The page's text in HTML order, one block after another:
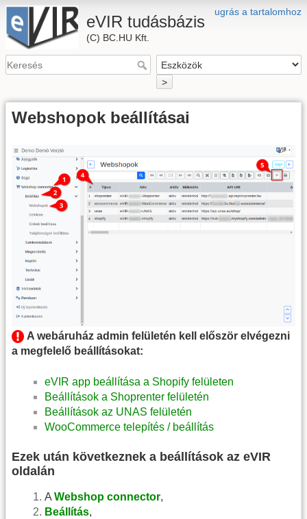
ugrás a tartalomhoz
eVIR tudásbázis
(C) BC.HU Kft.
>
Webshopok beállításai
A webáruház admin felületén kell először elvégezni
a megfelelő beállításokat:
eVIR app beállítása a Shopify felületen
Beállítások a Shoprenter felületén
Beállítások az UNAS felületén
WooCommerce telepítés / beállítás
Ezek után következnek a beállítások az eVIR
oldalán
A Webshop connector,
Beállítás,